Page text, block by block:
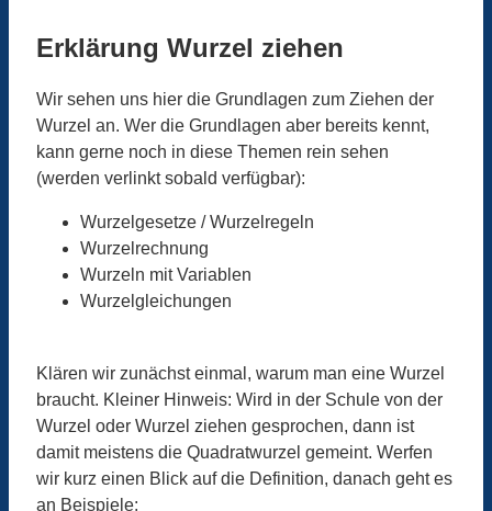
Erklärung Wurzel ziehen
Wir sehen uns hier die Grundlagen zum Ziehen der
Wurzel an. Wer die Grundlagen aber bereits kennt,
kann gerne noch in diese Themen rein sehen
(werden verlinkt sobald verfügbar):
Wurzelgesetze / Wurzelregeln
Wurzelrechnung
Wurzeln mit Variablen
Wurzelgleichungen
Klären wir zunächst einmal, warum man eine Wurzel
braucht. Kleiner Hinweis: Wird in der Schule von der
Wurzel oder Wurzel ziehen gesprochen, dann ist
damit meistens die Quadratwurzel gemeint. Werfen
wir kurz einen Blick auf die Definition, danach geht es
an Beispiele: